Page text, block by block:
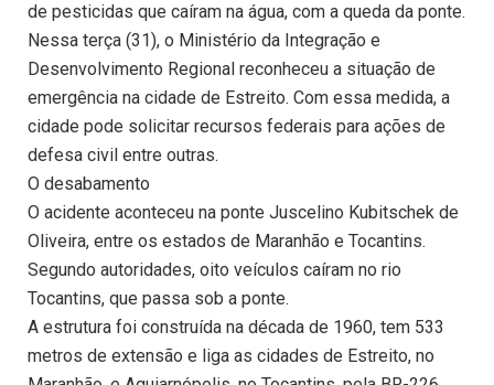
de pesticidas que caíram na água, com a queda da ponte.
Nessa terça (31), o Ministério da Integração e
Desenvolvimento Regional reconheceu a situação de
emergência na cidade de Estreito. Com essa medida, a
cidade pode solicitar recursos federais para ações de
defesa civil entre outras.
O desabamento
O acidente aconteceu na ponte Juscelino Kubitschek de
Oliveira, entre os estados de Maranhão e Tocantins.
Segundo autoridades, oito veículos caíram no rio
Tocantins, que passa sob a ponte.
A estrutura foi construída na década de 1960, tem 533
metros de extensão e liga as cidades de Estreito, no